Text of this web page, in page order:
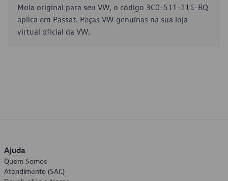
Mola original para seu VW, o código 3C0-511-115-BQ
aplica em Passat. Peças VW genuínas na sua loja
virtual oficial da VW.
Ajuda
Quem Somos
Atendimento (SAC)